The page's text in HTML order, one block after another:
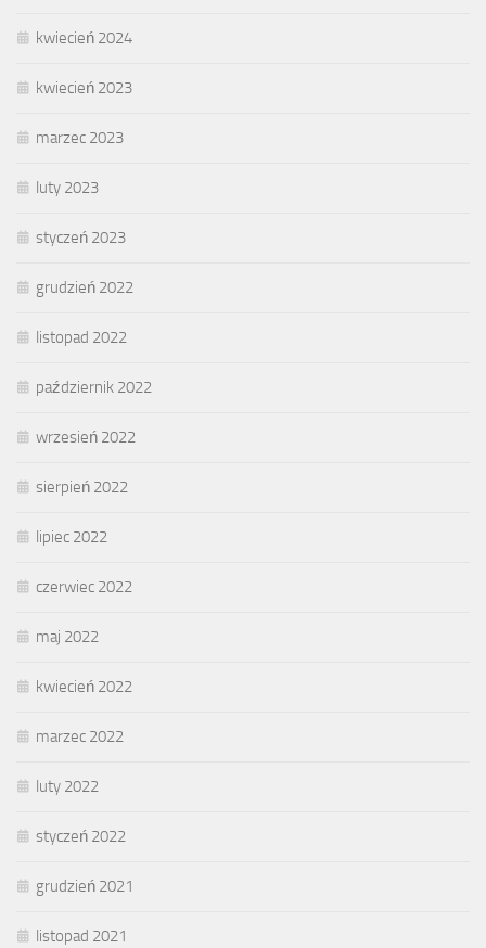
kwiecień 2024
kwiecień 2023
marzec 2023
luty 2023
styczeń 2023
grudzień 2022
listopad 2022
październik 2022
wrzesień 2022
sierpień 2022
lipiec 2022
czerwiec 2022
maj 2022
kwiecień 2022
marzec 2022
luty 2022
styczeń 2022
grudzień 2021
listopad 2021